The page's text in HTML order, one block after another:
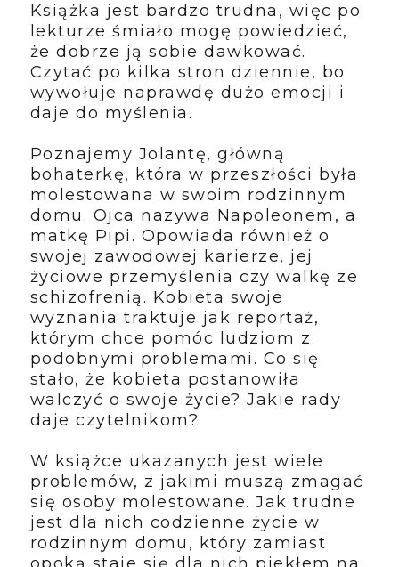
Książka jest bardzo trudna, więc po
lekturze śmiało mogę powiedzieć,
że dobrze ją sobie dawkować.
Czytać po kilka stron dziennie, bo
wywołuje naprawdę dużo emocji i
daje do myślenia.
Poznajemy Jolantę, główną
bohaterkę, która w przeszłości była
molestowana w swoim rodzinnym
domu. Ojca nazywa Napoleonem, a
matkę Pipi. Opowiada również o
swojej zawodowej karierze, jej
życiowe przemyślenia czy walkę ze
schizofrenią. Kobieta swoje
wyznania traktuje jak reportaż,
którym chce pomóc ludziom z
podobnymi problemami. Co się
stało, że kobieta postanowiła
walczyć o swoje życie? Jakie rady
daje czytelnikom?
W książce ukazanych jest wiele
problemów, z jakimi muszą zmagać
się osoby molestowane. Jak trudne
jest dla nich codzienne życie w
rodzinnym domu, który zamiast